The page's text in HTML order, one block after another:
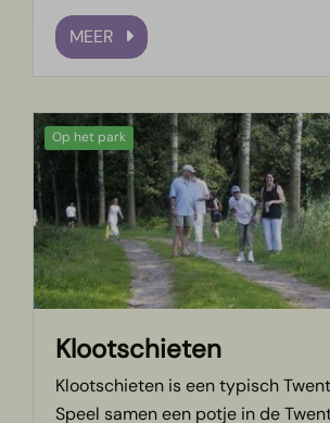
MEER
Op het park
Klootschieten
Klootschieten is een typisch
Speel samen een potje in de